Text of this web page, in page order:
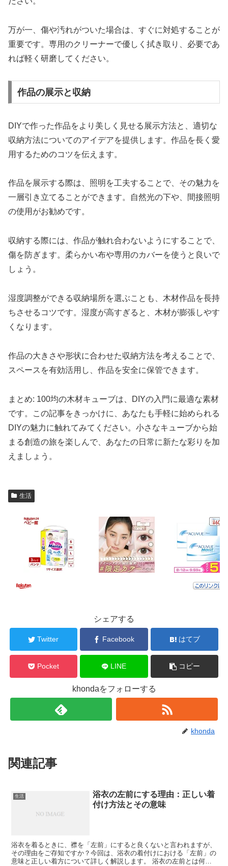
万が一、傷や汚れがついた場合は、すぐに対処することが
重要です。専用のクリーナーで優しく拭き取り、必要であ
れば軽く研磨してください。
作品の展示と収納
DIYで作った作品をより美しく見せる展示方法と、適切な
収納方法についてのアイデアを提供します。作品を長く愛
用するためのコツを伝えます。
作品を展示する際は、照明を工夫することで、その魅力を
一層引き立てることができます。自然光の下や、間接照明
の使用がお勧めです。
収納する際には、作品が触れ合わないようにすることで、
傷を防ぎます。柔らかい布や専用のカバーを使うと良いで
しょう。
湿度調整ができる収納場所を選ぶことも、木材作品を長持
ちさせるコツです。湿度が高すぎると、木材が膨張しやす
くなります。
作品の大きさや形状に合わせた収納方法を考えることで、
スペースを有効活用し、作品を安全に保管できます。
まとめ: 100均の木材キューブは、DIYの入門に最適な素材
です。この記事をきっかけに、あなたも手軽に始められる
DIYの魅力に触れてみてください。小さなキューブから始
まる創造の旅を楽しんで、あなたの日常に新たな彩りを加
えましょう。
生活
シェアする
Twitter Facebook はてブ
Pocket LINE コピー
khondaをフォローする
khonda
関連記事
生活
浴衣の左前にする理由：正しい着
付け方法とその意味
浴衣を着るときに、襟を「左前」にすると良くないと言われますが、
その理由をご存知ですか？今回は、浴衣の着付けにおける「左前」の
意味と正しい着方について詳しく解説します。 浴衣の左前とは何